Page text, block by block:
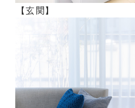
【玄関】